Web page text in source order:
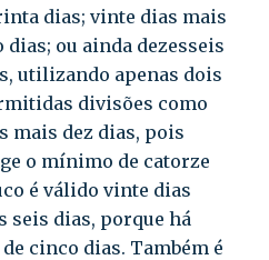
dias; vinte dias mais
ou ainda dezesseis
utilizando apenas dois
divisões como
mais dez dias, pois
o mínimo de catorze
é válido vinte dias
seis dias, porque há
cinco dias. Também é